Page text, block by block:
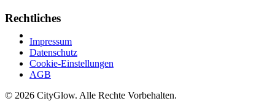
Zum Geburtstag des ELBE Einkaufszentrum durfte
Rechtliches
Impressum
Datenschutz
Cookie-Einstellungen
AGB
© 2026 CityGlow. Alle Rechte Vorbehalten.